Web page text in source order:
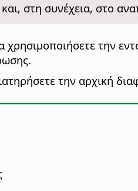
και, στη συνέχεια, στο
χρησιμοποιήσετε την
την αρχική